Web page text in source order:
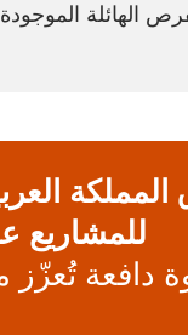
الهائلة
للمشاريع
دافعة تُعزّز